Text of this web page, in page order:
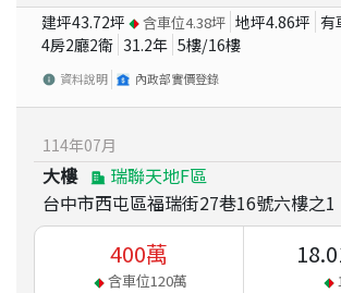
建坪43.72坪 含車位4.38坪 地坪4.86坪 有
4房2廳2衛 31.2年 5樓/16樓
資料說明 內政部實價登錄
114年07月
大樓
瑞聯天地F區
台中市西屯區福瑞街27巷16號六樓之1
400萬
含車位120萬